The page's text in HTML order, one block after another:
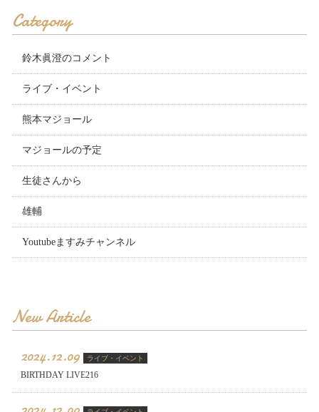
Category
鈴木眞澄のコメント
ライブ・イベント
熊本マジョール
マジョールの予定
生徒さんから
雄輔
Youtubeますみチャンネル
New Article
2024.12.09 ライブ・イベント
BIRTHDAY LIVE216